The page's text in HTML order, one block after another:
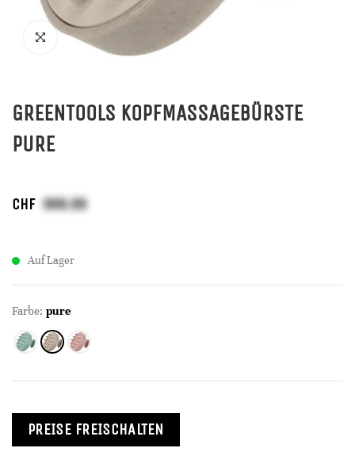
GREENTOOLS KOPFMASSAGEBÜRSTE
PURE
CHF
Auf Lager
Farbe: pure
PREISE FREISCHALTEN